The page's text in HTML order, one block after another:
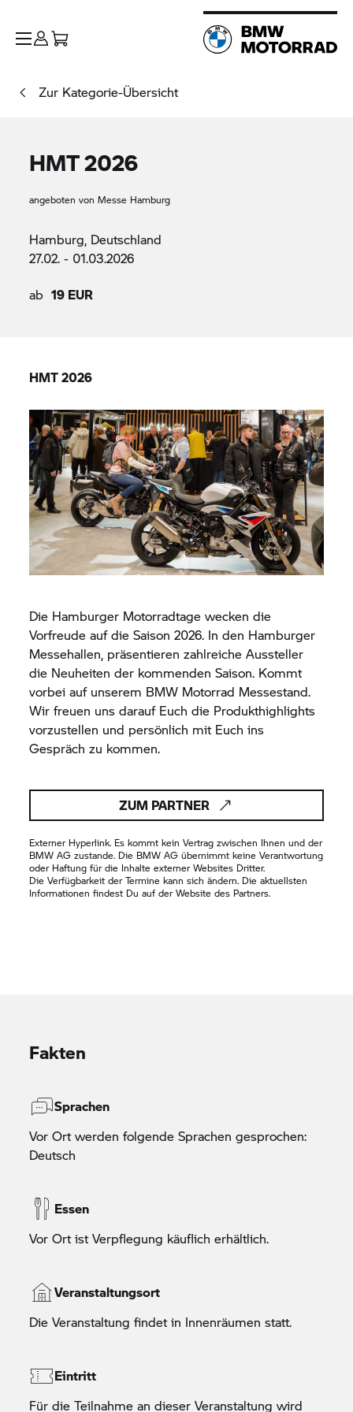
Zur Kategorie-Übersicht
HMT 2026
angeboten von Messe Hamburg
Hamburg, Deutschland
27.02. - 01.03.2026
ab 19 EUR
HMT 2026
Die Hamburger Motorradtage wecken die
Vorfreude auf die Saison 2026. In den Hamburger
Messehallen, präsentieren zahlreiche Aussteller
die Neuheiten der kommenden Saison. Kommt
vorbei auf unserem BMW Motorrad Messestand.
Wir freuen uns darauf Euch die Produkthighlights
vorzustellen und persönlich mit Euch ins
Gespräch zu kommen.
ZUM PARTNER
Externer Hyperlink. Es kommt kein Vertrag zwischen Ihnen und der
BMW AG zustande. Die BMW AG übernimmt keine Verantwortung
oder Haftung für die Inhalte externer Websites Dritter.
Die Verfügbarkeit der Termine kann sich ändern. Die aktuellsten
Informationen findest Du auf der Website des Partners.
Fakten
Sprachen
Vor Ort werden folgende Sprachen gesprochen:
Deutsch
Essen
Vor Ort ist Verpflegung käuflich erhältlich.
Veranstaltungsort
Die Veranstaltung findet in Innenräumen statt.
Eintritt
Für die Teilnahme an dieser Veranstaltung wird